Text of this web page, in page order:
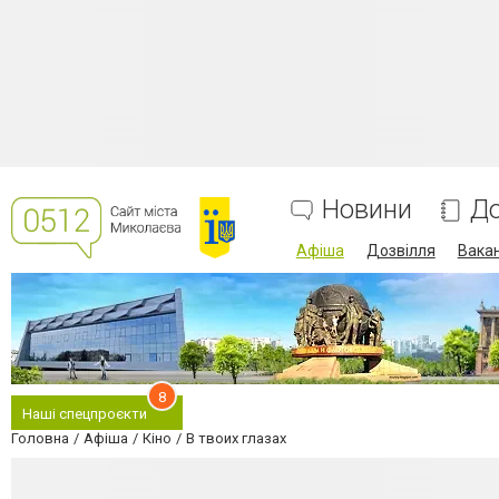
Новини
Афіша Дозвілля
Наші спецпроєкти
8
Головна Афіша Кіно В твоих глазах